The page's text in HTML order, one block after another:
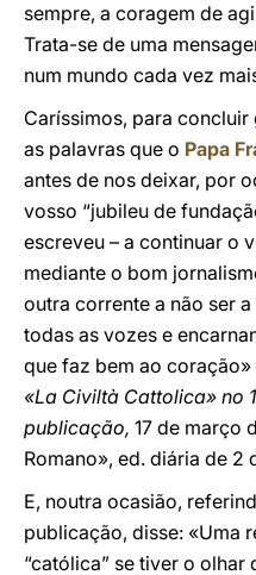
sempre, a coragem de
Trata-se de uma
num mundo cada vez
Caríssimos, para
as palavras que o Papa
antes de nos deixar, por
vosso “jubileu de
escreveu – a continuar o
mediante o bom
outra corrente a não ser
todas as vozes e
que faz bem ao coração»
«La Civiltà Cattolica» no
publicação, 17 de março
Romano», ed. diária de 2
E, noutra ocasião,
publicação, disse: «Uma
“católica” se tiver o